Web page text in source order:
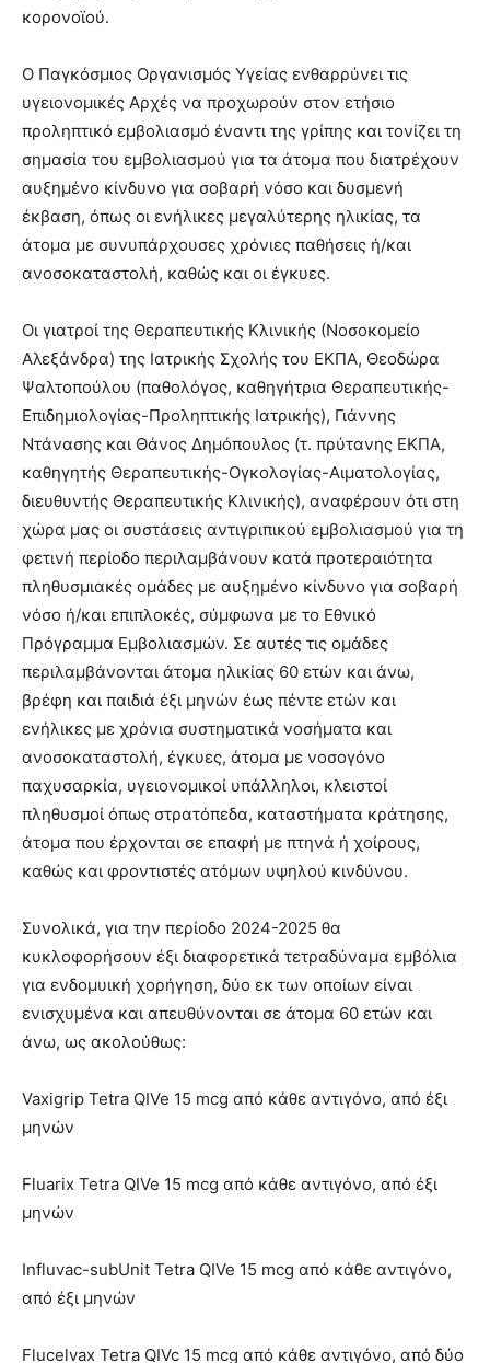
κορονοϊού.
O Παγκόσμιος Οργανισμός Υγείας ενθαρρύνει τις
υγειονομικές Αρχές να προχωρούν στον ετήσιο
προληπτικό εμβολιασμό έναντι της γρίπης και τονίζει τη
σημασία του εμβολιασμού για τα άτομα που διατρέχουν
αυξημένο κίνδυνο για σοβαρή νόσο και δυσμενή
έκβαση, όπως οι ενήλικες μεγαλύτερης ηλικίας, τα
άτομα με συνυπάρχουσες χρόνιες παθήσεις ή/και
ανοσοκαταστολή, καθώς και οι έγκυες.
Οι γιατροί της Θεραπευτικής Κλινικής (Νοσοκομείο
Αλεξάνδρα) της Ιατρικής Σχολής του ΕΚΠΑ, Θεοδώρα
Ψαλτοπούλου (παθολόγος, καθηγήτρια Θεραπευτικής-
Επιδημιολογίας-Προληπτικής Ιατρικής), Γιάννης
Ντάνασης και Θάνος Δημόπουλος (τ. πρύτανης ΕΚΠΑ,
καθηγητής Θεραπευτικής-Ογκολογίας-Αιματολογίας,
διευθυντής Θεραπευτικής Κλινικής), αναφέρουν ότι στη
χώρα μας οι συστάσεις αντιγριπικού εμβολιασμού για τη
φετινή περίοδο περιλαμβάνουν κατά προτεραιότητα
πληθυσμιακές ομάδες με αυξημένο κίνδυνο για σοβαρή
νόσο ή/και επιπλοκές, σύμφωνα με το Εθνικό
Πρόγραμμα Εμβολιασμών. Σε αυτές τις ομάδες
περιλαμβάνονται άτομα ηλικίας 60 ετών και άνω,
βρέφη και παιδιά έξι μηνών έως πέντε ετών και
ενήλικες με χρόνια συστηματικά νοσήματα και
ανοσοκαταστολή, έγκυες, άτομα με νοσογόνο
παχυσαρκία, υγειονομικοί υπάλληλοι, κλειστοί
πληθυσμοί όπως στρατόπεδα, καταστήματα κράτησης,
άτομα που έρχονται σε επαφή με πτηνά ή χοίρους,
καθώς και φροντιστές ατόμων υψηλού κινδύνου.
Συνολικά, για την περίοδο 2024-2025 θα
κυκλοφορήσουν έξι διαφορετικά τετραδύναμα εμβόλια
για ενδομυική χορήγηση, δύο εκ των οποίων είναι
ενισχυμένα και απευθύνονται σε άτομα 60 ετών και
άνω, ως ακολούθως:
Vaxigrip Tetra QIVe 15 mcg από κάθε αντιγόνο, από έξι
μηνών
Fluarix Tetra QIVe 15 mcg από κάθε αντιγόνο, από έξι
μηνών
Influvac-subUnit Tetra QIVe 15 mcg από κάθε αντιγόνο,
από έξι μηνών
Flucelvax Tetra QIVc 15 mcg από κάθε αντιγόνο, από δύο